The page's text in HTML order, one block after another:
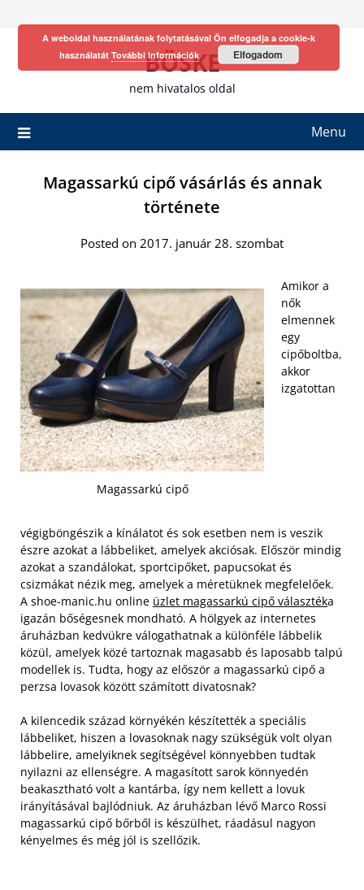
BÖSKE
nem hivatalos oldal
Menu
Magassarkú cipő vásárlás és annak
története
Posted on 2017. január 28. szombat
Magassarkú cipő
Amikor a
nők
elmennek
egy
cipőboltba,
akkor
izgatottan
végigböngészik a kínálatot és sok esetben nem is veszik
észre azokat a lábbeliket, amelyek akciósak. Először mindig
azokat a szandálokat, sportcipőket, papucsokat és
csizmákat nézik meg, amelyek a méretüknek megfelelőek.
A shoe-manic.hu online üzlet magassarkú cipő választéka
igazán bőségesnek mondható. A hölgyek az internetes
áruházban kedvükre válogathatnak a különféle lábbelik
közül, amelyek közé tartoznak magasabb és laposabb talpú
modellek is. Tudta, hogy az először a magassarkú cipő a
perzsa lovasok között számított divatosnak?
A kilencedik század környékén készítették a speciális
lábbeliket, hiszen a lovasoknak nagy szükségük volt olyan
lábbelire, amelyiknek segítségével könnyebben tudtak
nyilazni az ellenségre. A magasított sarok könnyedén
beakasztható volt a kantárba, így nem kellett a lovuk
irányításával bajlódniuk. Az áruházban lévő Marco Rossi
magassarkú cipő bőrből is készülhet, ráadásul nagyon
kényelmes és még jól is szellőzik.
A weboldal használatának folytatásával Ön elfogadja a cookie-k
használatát További információk Elfogadom